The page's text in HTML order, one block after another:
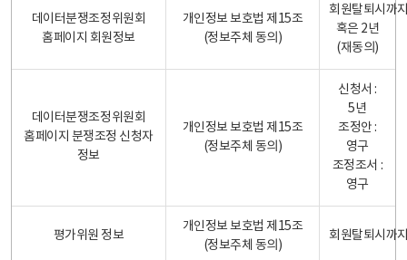
데이터분쟁조정위원회
홈페이지 회원정보
개인정보 보호법 제15조
(정보주체 동의)
회원탈퇴시까
혹은 2년
(재동의)
데이터분쟁조정위원회
홈페이지 분쟁조정 신청자
정보
개인정보 보호법 제15조
(정보주체 동의)
신청서 :
5년
조정안 :
영구
조정조서 :
영구
평가위원 정보
개인정보 보호법 제15조
(정보주체 동의)
회원탈퇴시까